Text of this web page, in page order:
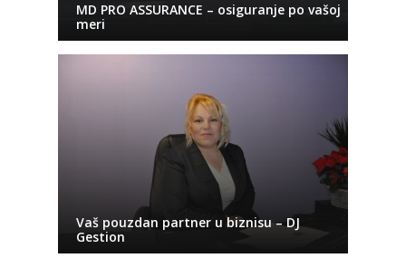
MD PRO ASSURANCE – osiguranje po vašoj
meri
Vaš pouzdan partner u biznisu – DJ
Gestion